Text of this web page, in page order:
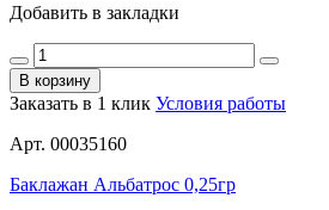
Добавить в закладки
В корзину
Заказать в 1 клик Условия работы
Арт. 00035160
Баклажан Альбатрос 0,25гр